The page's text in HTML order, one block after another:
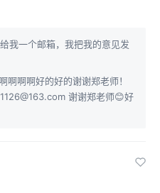
我一个邮箱，我把我的意见发
啊啊啊好的好的谢谢郑老师！
谢谢郑老师😊好